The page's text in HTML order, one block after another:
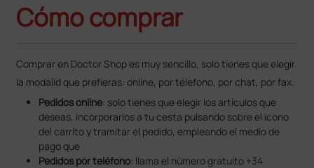
Cómo comprar
Comprar en Doctor Shop es muy sencillo, solo tienes que elegir
la modalid que prefieras: online, por télefono, por chat, por fax.
Pedidos online: solo tienes que elegir los artículos que
deseas, incorporarlos a tu cesta pulsando sobre el icono
del carrito y tramitar el pedido, empleando el medio de
pago que
Pedidos por teléfono: llama el número gratuito +34